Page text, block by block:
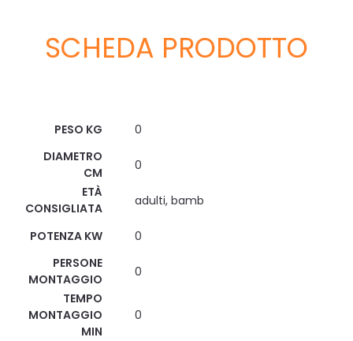
SCHEDA PRODOTTO
PESO KG
0
DIAMETRO
CM
0
ETÀ
CONSIGLIATA
adulti, bamb
POTENZA KW
0
PERSONE
MONTAGGIO
0
TEMPO
MONTAGGIO
MIN
0